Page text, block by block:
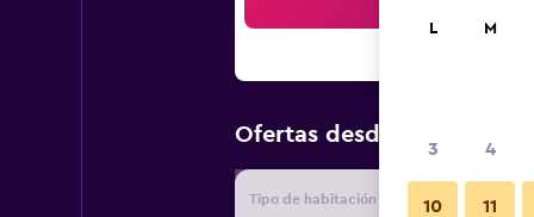
Ofertas desde Oferta
Tipo de habitación
L M
3 4
10 11